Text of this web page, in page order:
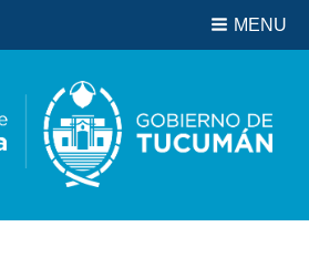
Biblioteca
MENU